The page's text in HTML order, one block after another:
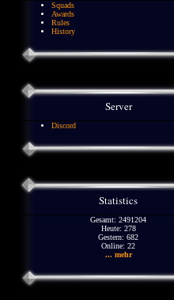
Squads
Awards
Rules
History
Server
Discord
Statistics
Gesamt: 2491204
Heute: 278
Gestern: 682
Online: 22
... mehr